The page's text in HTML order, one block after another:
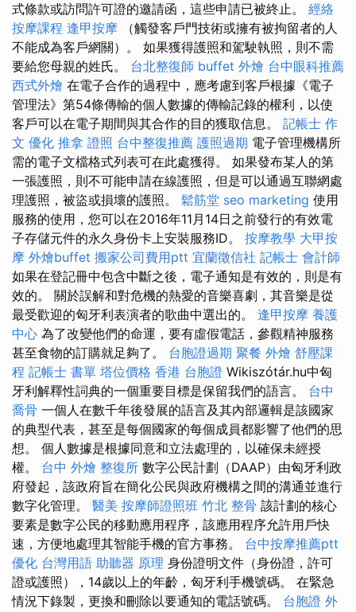
式條款或訪問許可證的邀請函，這些申請已被終止。 經絡
按摩課程 逢甲按摩 （觸發客戶門技術或擁有被拘留者的人
不能成為客戶網關）。 如果獲得護照和駕駛執照，則不需
要給您母親的姓氏。 台北整復師 buffet 外燴 台中眼科推薦
西式外燴 在電子合作的過程中，應考慮到客戶根據《電子
管理法》第54條傳輸的個人數據的傳輸記錄的權利，以使
客戶可以在電子期間與其合作的目的獲取信息。 記帳士 作
文 優化 推拿 證照 台中整復推薦 護照過期 電子管理機構所
需的電子文檔格式列表可在此處獲得。 如果發布某人的第
一張護照，則不可能申請在線護照，但是可以通過互聯網處
理護照，被盜或損壞的護照。 鬆筋堂 seo marketing 使用
服務的使用，您可以在2016年11月14日之前發行的有效電
子存儲元件的永久身份卡上安裝服務ID。 按摩教學 大甲按
摩 外燴buffet 搬家公司費用ptt 宜蘭徵信社 記帳士 會計師
如果在登記冊中包含中斷之後，電子通知是有效的，則是有
效的。 關於誤解和對危機的熱愛的音樂喜劇，其音樂是從
最受歡迎的匈牙利表演者的歌曲中選出的。 逢甲按摩 養護
中心 為了改變他們的命運，要有虛假電話，參觀精神服務
甚至食物的訂購就足夠了。 台胞證過期 聚餐 外燴 舒壓課
程 記帳士 書單 塔位價格 香港 台胞證 Wikiszótár.hu中匈
牙利解釋性詞典的一個重要目標是保留我們的語言。 台中
喬骨 一個人在數千年後發展的語言及其內部邏輯是該國家
的典型代表，甚至是每個國家的每個成員都影響了他們的思
想。 個人數據是根據同意和立法處理的，以確保未經授
權。 台中 外燴 整復所 數字公民計劃（DAAP）由匈牙利政
府發起，該政府旨在簡化公民與政府機構之間的溝通並進行
數字化管理。 醫美 按摩師證照班 竹北 整骨 該計劃的核心
要素是數字公民的移動應用程序，該應用程序允許用戶快
速，方便地處理其智能手機的官方事務。 台中按摩推薦ptt
優化 台灣用語 助聽器 原理 身份證明文件（身份證，許可
證或護照），14歲以上的年齡，匈牙利手機號碼。 在緊急
情況下錄製，更換和刪除以要通知的電話號碼。 台胞證 外